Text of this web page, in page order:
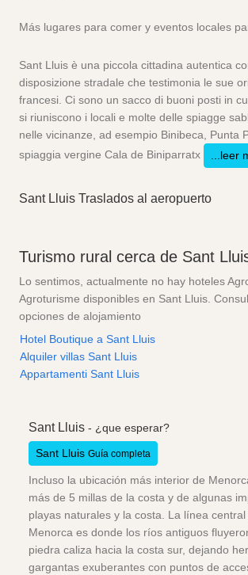
Más lugares para comer y eventos locales
Sant Lluis è una piccola cittadina autentica
disposizione stradale che testimonia le sue
francesi. Ci sono un sacco di buoni posti in
si riuniscono i locali e molte delle spiagge
nelle vicinanze, ad esempio Binibeca, Punta
spiaggia vergine Cala de Biniparratx
...leer
Sant Lluis Traslados al aeropuerto
Turismo rural cerca de Sant
Lo sentimos, actualmente no hay hoteles
Agroturisme disponibles en Sant Lluis.
opciones de alojamiento
Hotel Boutique a Sant Lluis
Alquiler villas Sant Lluis
Appartamenti Sant Lluis
Sant Lluis - ¿que esperar?
Sant Lluis Guía completa
Incluso la ubicación más interior de
más de 5 millas de la costa y de algunas
playas naturales y la costa. La línea
Menorca es donde los ríos antiguos
piedra caliza hacia la costa sur, dejando
gargantas exuberantes con puntos de